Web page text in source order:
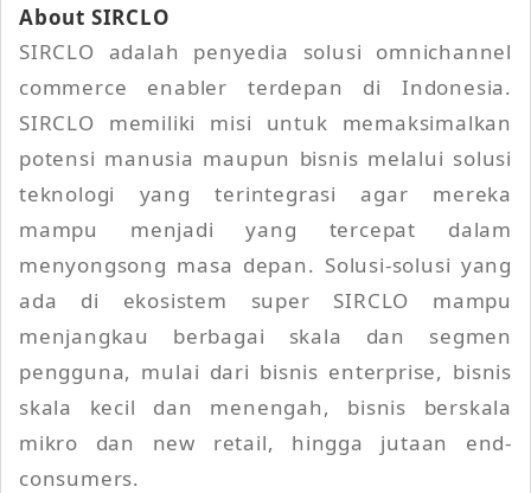
About SIRCLO
SIRCLO adalah penyedia solusi omnichannel
commerce enabler terdepan di Indonesia.
SIRCLO memiliki misi untuk memaksimalkan
potensi manusia maupun bisnis melalui solusi
teknologi yang terintegrasi agar mereka
mampu menjadi yang tercepat dalam
menyongsong masa depan. Solusi-solusi yang
ada di ekosistem super SIRCLO mampu
menjangkau berbagai skala dan segmen
pengguna, mulai dari bisnis enterprise, bisnis
skala kecil dan menengah, bisnis berskala
mikro dan new retail, hingga jutaan end-
consumers.